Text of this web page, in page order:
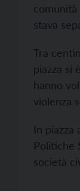
comunità
stava
Tra
piazza si
hanno
violenza
In piazza
Politiche
società